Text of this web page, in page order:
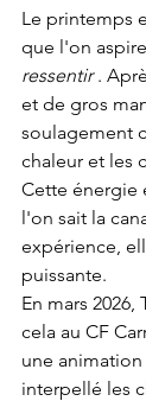
Le printemps
que l'on
ressentir .
et de gros
soulagement
chaleur et les
Cette énergie
l'on sait la
expérience,
puissante.
En mars
cela au CF
une
interpellé les